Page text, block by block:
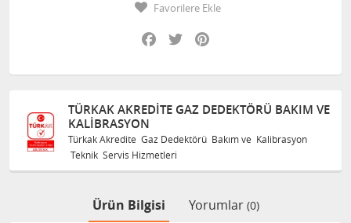
Favorilere Ekle
Facebook
Twitter
TÜRKAK AKREDITE GAZ DEDEKTÖRÜ BAKIM VE
KALIBRASYON
Türkak Akredite Gaz Dedektörü Bakım ve Kalibrasyon
Teknik Servis Hizmetleri
Ürün Bilgisi Yorumlar (0)